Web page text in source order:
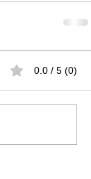
0.0 / 5 (0)